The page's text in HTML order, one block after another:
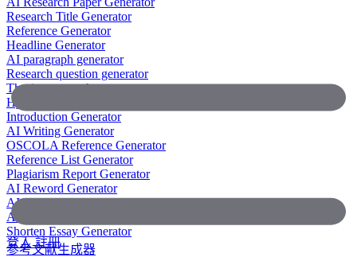
Research Title Generator
Reference Generator
Headline Generator
AI paragraph generator
Research question generator
Thesis paragraph generator
Hypothesis generator
Introduction Generator
AI Writing Generator
OSCOLA Reference Generator
Reference List Generator
Plagiarism Report Generator
AI Reword Generator
AI Bullet Point Generator
AI Legal Writing Generator
Shorten Essay Generator
参考文献生成器
登入註冊